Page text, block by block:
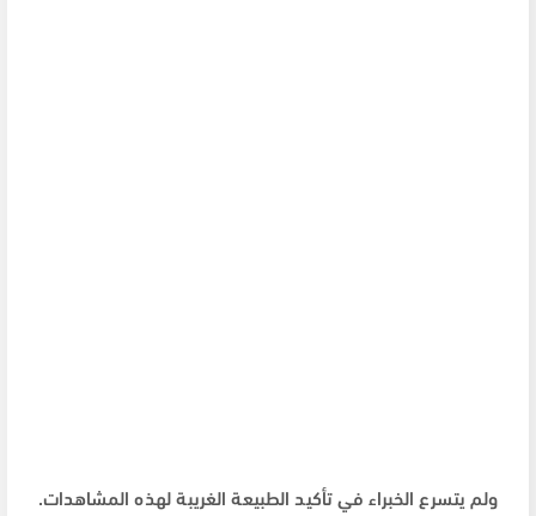
ولم يتسرع الخبراء في تأكيد الطبيعة الغريبة لهذه المشاهدات.